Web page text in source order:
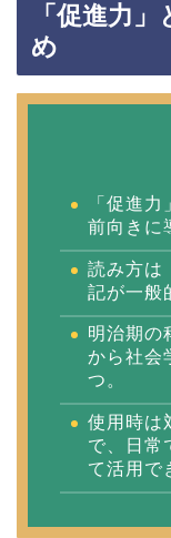
「促進力
め
「促進
前向きに
読み方は
記が一般
明治期の
から社会
つ。
使用時は
で、日常
て活用で